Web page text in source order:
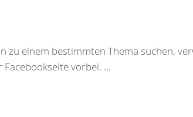
zu einem bestimmten Thema suchen,
vorbei. ...